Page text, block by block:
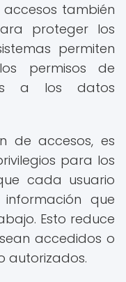
también
proteger los
permiten
permisos de
a los datos
de accesos, es
para los
cada usuario
que
Esto reduce
accedidos o
autorizados.